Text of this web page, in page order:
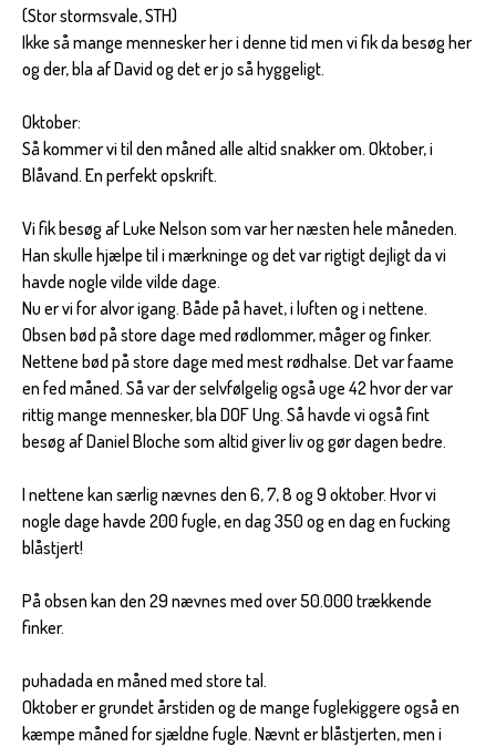
(Stor stormsvale, STH)
Ikke så mange mennesker her i denne tid men vi fik da besøg her
og der, bla af David og det er jo så hyggeligt.
Oktober:
Så kommer vi til den måned alle altid snakker om. Oktober, i
Blåvand. En perfekt opskrift.
Vi fik besøg af Luke Nelson som var her næsten hele måneden.
Han skulle hjælpe til i mærkninge og det var rigtigt dejligt da vi
havde nogle vilde vilde dage.
Nu er vi for alvor igang. Både på havet, i luften og i nettene.
Obsen bød på store dage med rødlommer, måger og finker.
Nettene bød på store dage med mest rødhalse. Det var faame
en fed måned. Så var der selvfølgelig også uge 42 hvor der var
rittig mange mennesker, bla DOF Ung. Så havde vi også fint
besøg af Daniel Bloche som altid giver liv og gør dagen bedre.
I nettene kan særlig nævnes den 6, 7, 8 og 9 oktober. Hvor vi
nogle dage havde 200 fugle, en dag 350 og en dag en fucking
blåstjert!
På obsen kan den 29 nævnes med over 50.000 trækkende
finker.
puhadada en måned med store tal.
Oktober er grundet årstiden og de mange fuglekiggere også en
kæmpe måned for sjældne fugle. Nævnt er blåstjerten, men i